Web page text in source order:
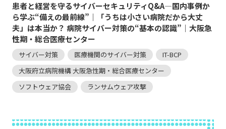
患者と経営を守るサイバーセキュリティQ&A―国内事例か
ら学ぶ“備えの最前線”｜「うちは小さい病院だから大丈
夫」は本当か？ 病院サイバー対策の“基本の認識”｜大阪急
性期・総合医療センター
サイバー対策 医療機関のサイバー対策
IT-BCP
大阪府立病院機構 大阪急性期・総合医療センター
ソフトウェア協会
ランサムウェア攻撃